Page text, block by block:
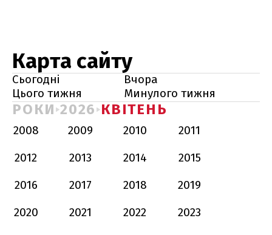
Карта сайту
Сьогодні
Вчора
Цього тижня
Минулого тижня
РОКИ 2026 КВІТЕНЬ
2008 2009 2010
2011
2012
2013 2014
2015
2016
2017 2018
2019
2020
2021 2022
2023